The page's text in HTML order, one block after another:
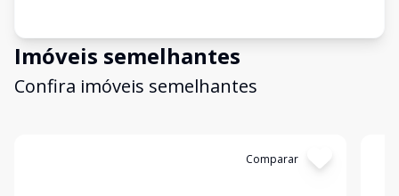
Imóveis semelhantes
Confira imóveis semelhantes
Comparar